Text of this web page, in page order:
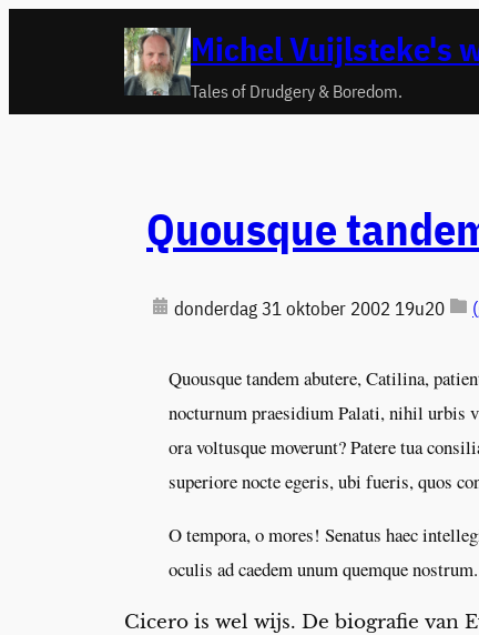
Michel Vuijlsteke's
Tales of Drudgery & Boredom.
Quousque
donderdag 31 oktober 2002 19u20
Quousque tandem abutere, Catilina,
nocturnum praesidium Palati, nihil urbis
ora voltusque moverunt? Patere tua
superiore nocte egeris, ubi fueris, quos
O tempora, o mores! Senatus haec
oculis ad caedem unum quemque nostrum.
Cicero is wel wijs. De biografie van